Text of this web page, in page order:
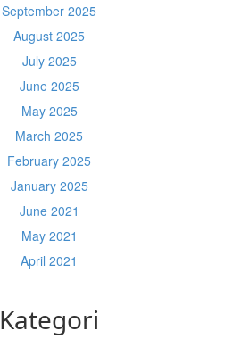
September 2025
August 2025
July 2025
June 2025
May 2025
March 2025
February 2025
January 2025
June 2021
May 2021
April 2021
Kategori